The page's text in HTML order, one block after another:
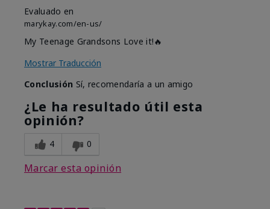
Evaluado en
marykay.com/en-us/
My Teenage Grandsons Love it!🔥
Mostrar Traducción
Conclusión Sí, recomendaría a un amigo
¿Le ha resultado útil esta
opinión?
4 0
Marcar esta opinión